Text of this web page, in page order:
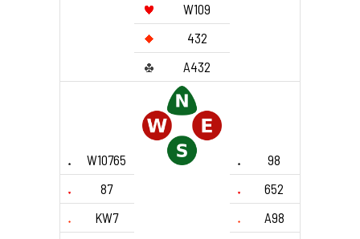
W109
432
A432
W10765
98
87
652
KW7
A98